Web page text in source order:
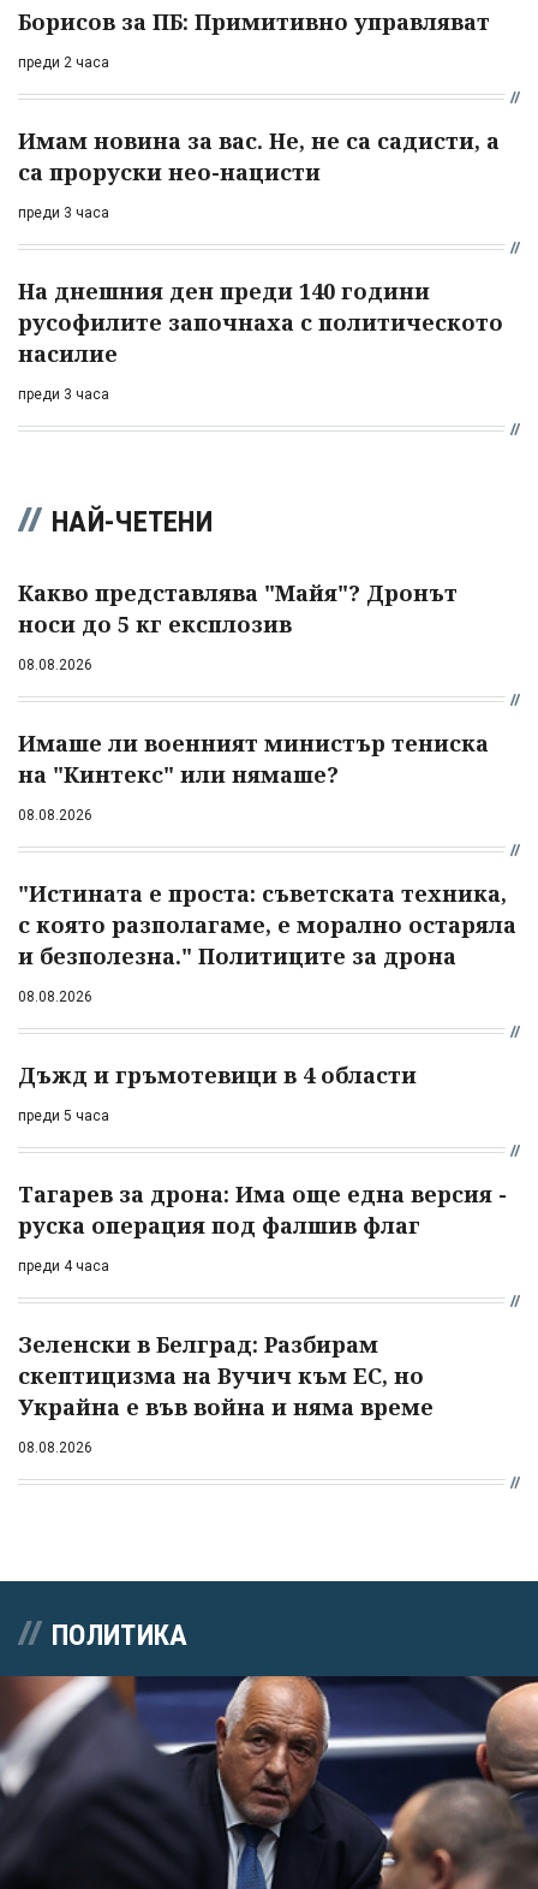
Борисов за ПБ: Примитивно управляват
преди 2 часа
Имам новина за вас. Не, не са садисти, а
са проруски нео-нацисти
преди 3 часа
На днешния ден преди 140 години
русофилите започнаха с политическото
насилие
преди 3 часа
НАЙ-ЧЕТЕНИ
Какво представлява "Майя"? Дронът
носи до 5 кг експлозив
08.08.2026
Имаше ли военният министър тениска
на "Кинтекс" или нямаше?
08.08.2026
"Истината е проста: съветската техника,
с която разполагаме, е морално остаряла
и безполезна." Политиците за дрона
08.08.2026
Дъжд и гръмотевици в 4 области
преди 5 часа
Тагарев за дрона: Има още една версия -
руска операция под фалшив флаг
преди 4 часа
Зеленски в Белград: Разбирам
скептицизма на Вучич към ЕС, но
Украйна е във война и няма време
08.08.2026
ПОЛИТИКА